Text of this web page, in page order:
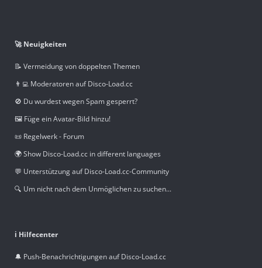
🚀 Neuigkeiten
📝 Vermeidung von doppelten Themen
👨‍💻 Moderatoren auf Disco-Load.cc
🚫 Du wurdest wegen Spam gesperrt?
🖼️ Füge ein Avatar-Bild hinzu!
📜 Regelwerk - Forum
🌍 Show Disco-Load.cc in different languages
💬 Unterstützung auf Disco-Load.cc-Community
🔍 Um nicht nach dem Unmöglichen zu suchen...
ℹ️ Hilfecenter
🔔 Push-Benachrichtigungen auf Disco-Load.cc